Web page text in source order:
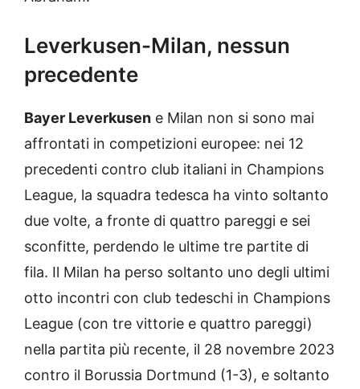
Leverkusen-Milan, nessun
precedente
Bayer Leverkusen e Milan non si sono mai
affrontati in competizioni europee: nei 12
precedenti contro club italiani in Champions
League, la squadra tedesca ha vinto soltanto
due volte, a fronte di quattro pareggi e sei
sconfitte, perdendo le ultime tre partite di
fila. Il Milan ha perso soltanto uno degli ultimi
otto incontri con club tedeschi in Champions
League (con tre vittorie e quattro pareggi)
nella partita più recente, il 28 novembre 2023
contro il Borussia Dortmund (1-3), e soltanto